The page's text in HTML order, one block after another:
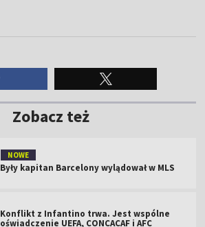
Zobacz też
NOWE
Były kapitan Barcelony wylądował w MLS
Konflikt z Infantino trwa. Jest wspólne
oświadczenie UEFA, CONCACAF i AFC